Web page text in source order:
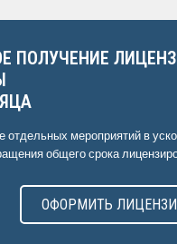
для начала расчёта.
ПОЛУЧЕНИЕ
отдельных мероприятий в
общего срока
ОФОРМИТЬ